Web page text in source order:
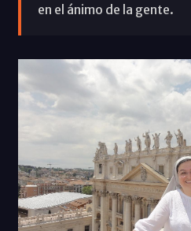
en el ánimo de la gente.